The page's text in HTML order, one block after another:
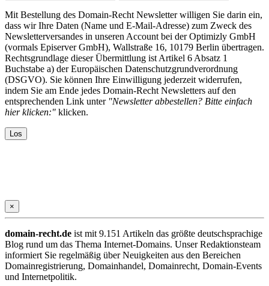
Mit Bestellung des Domain-Recht Newsletter willigen Sie darin ein,
dass wir Ihre Daten (Name und E-Mail-Adresse) zum Zweck des
Newsletterversandes in unseren Account bei der Optimizly GmbH
(vormals Episerver GmbH), Wallstraße 16, 10179 Berlin übertragen.
Rechtsgrundlage dieser Übermittlung ist Artikel 6 Absatz 1
Buchstabe a) der Europäischen Datenschutzgrundverordnung
(DSGVO). Sie können Ihre Einwilligung jederzeit widerrufen,
indem Sie am Ende jedes Domain-Recht Newsletters auf den
entsprechenden Link unter "Newsletter abbestellen? Bitte einfach
hier klicken:" klicken.
×
domain-recht.de ist mit 9.151 Artikeln das größte deutschsprachige
Blog rund um das Thema Internet-Domains. Unser Redaktionsteam
informiert Sie regelmäßig über Neuigkeiten aus den Bereichen
Domainregistrierung, Domainhandel, Domainrecht, Domain-Events
und Internetpolitik.